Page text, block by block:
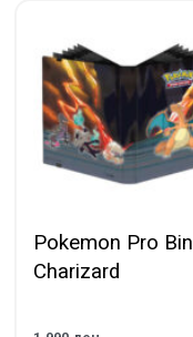
Pokemon Pro
Charizard